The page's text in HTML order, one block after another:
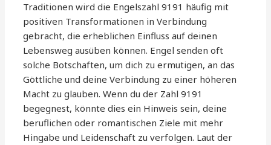
Traditionen wird die Engelszahl 9191 häufig mit
positiven Transformationen in Verbindung
gebracht, die erheblichen Einfluss auf deinen
Lebensweg ausüben können. Engel senden oft
solche Botschaften, um dich zu ermutigen, an das
Göttliche und deine Verbindung zu einer höheren
Macht zu glauben. Wenn du der Zahl 9191
begegnest, könnte dies ein Hinweis sein, deine
beruflichen oder romantischen Ziele mit mehr
Hingabe und Leidenschaft zu verfolgen. Laut der